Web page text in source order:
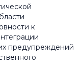
к
предупреждений